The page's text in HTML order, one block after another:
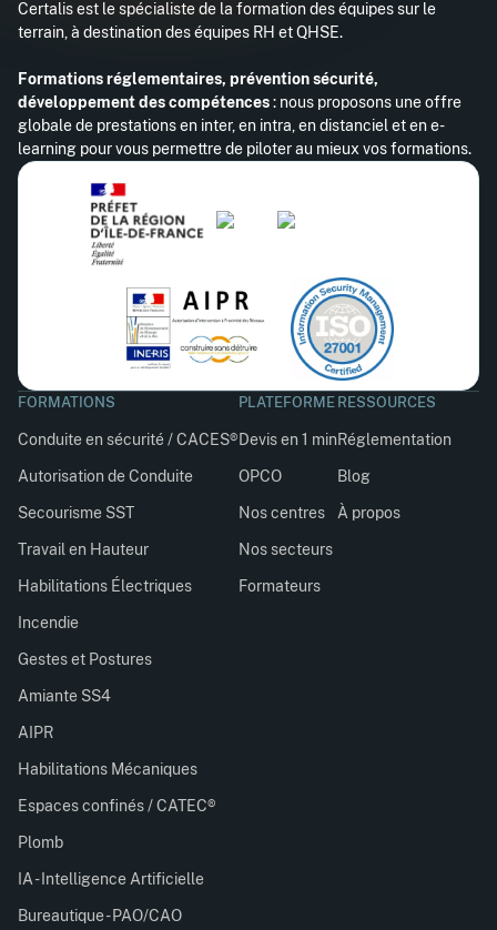
Certalis est le spécialiste de la formation des équipes sur le
terrain, à destination des équipes RH et QHSE.
Formations réglementaires, prévention sécurité,
développement des compétences: nous proposons une offre
globale de prestations en inter, en intra, en distanciel et en e-
learning pour vous permettre de piloter au mieux vos formations.
FORMATIONS
Conduite en sécurité / CACES®
Autorisation de Conduite
Secourisme SST
Travail en Hauteur
Habilitations Électriques
Incendie
Gestes et Postures
Amiante SS4
AIPR
Habilitations Mécaniques
Espaces confinés / CATEC®
Plomb
IA - Intelligence Artificielle
Bureautique - PAO/CAO
PLATEFORME
Devis en 1 min
OPCO
Nos centres
Nos secteurs
Formateurs
RESSOURCES
Réglementation
Blog
À propos